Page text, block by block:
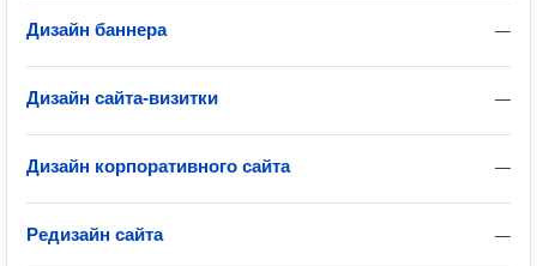
—
Дизайн баннера
—
Дизайн сайта-визитки
—
Дизайн корпоративного сайта
—
Редизайн сайта